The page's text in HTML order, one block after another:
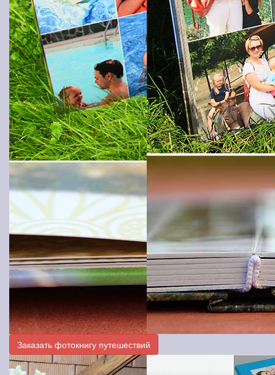
Заказать фотокнигу путешествий